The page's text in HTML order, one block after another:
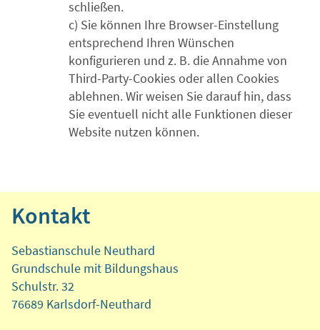
schließen.
c) Sie können Ihre Browser-Einstellung
entsprechend Ihren Wünschen
konfigurieren und z. B. die Annahme von
Third-Party-Cookies oder allen Cookies
ablehnen. Wir weisen Sie darauf hin, dass
Sie eventuell nicht alle Funktionen dieser
Website nutzen können.
Kontakt
Sebastianschule Neuthard
Grundschule mit Bildungshaus
Schulstr. 32
76689 Karlsdorf-Neuthard